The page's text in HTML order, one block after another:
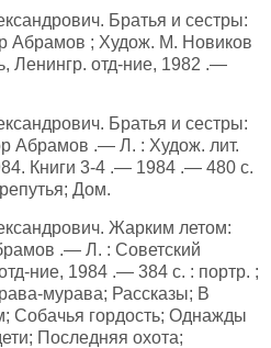
Братья и сестры:
Абрамов ; Худож. М. Новиков
Ленингр. отд-ние, 1982 .—
Братья и сестры:
Абрамов .— Л. : Худож. лит.
Книги 3-4 .— 1984 .— 480 с.
Дом.
Жарким летом:
.— Л. : Советский
ние, 1984 .— 384 с. : портр. ;
мурава; Рассказы; В
Собачья гордость; Однажды
Последняя охота;